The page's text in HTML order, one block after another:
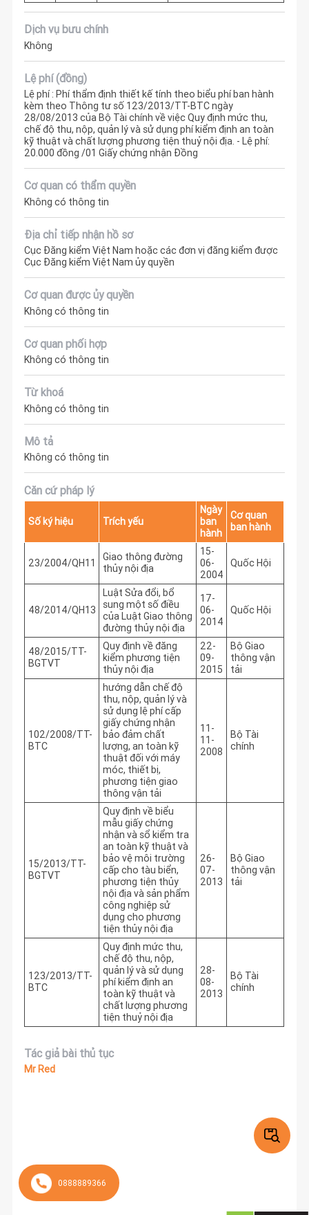
0888889366
Dịch vụ bưu chính
Không
Lệ phí (đồng)
Lệ phí : Phí thẩm định thiết kế tính theo biểu phí ban hành
kèm theo Thông tư số 123/2013/TT-BTC ngày
28/08/2013 của Bộ Tài chính về việc Quy định mức thu,
chế độ thu, nộp, quản lý và sử dụng phí kiểm định an toàn
kỹ thuật và chất lượng phương tiện thuỷ nội địa. - Lệ phí:
20.000 đồng /01 Giấy chứng nhận Đồng
Cơ quan có thẩm quyền
Không có thông tin
Địa chỉ tiếp nhận hồ sơ
Cục Đăng kiểm Việt Nam hoặc các đơn vị đăng kiểm được
Cục Đăng kiểm Việt Nam ủy quyền
Cơ quan được ủy quyền
Không có thông tin
Cơ quan phối hợp
Không có thông tin
Từ khoá
Không có thông tin
Mô tả
Không có thông tin
Căn cứ pháp lý
Số ký hiệu Trích yếu
Ngày
ban
hành
Cơ quan
ban hành
23/2004/QH11
Giao thông đường
thủy nội địa
15-
06-
2004
Quốc Hội
48/2014/QH13
Luật Sửa đổi, bổ
sung một số điều
của Luật Giao thông
đường thủy nội địa
17-
06-
2014
Quốc Hội
48/2015/TT-
BGTVT
Quy định về đăng
kiểm phương tiện
thủy nội địa
22-
09-
2015
Bộ Giao
thông vận
tải
102/2008/TT-
BTC
hướng dẫn chế độ
thu, nộp, quản lý và
sử dụng lệ phí cấp
giấy chứng nhận
bảo đảm chất
lượng, an toàn kỹ
thuật đối với máy
móc, thiết bị,
phương tiện giao
thông vận tải
11-
11-
2008
Bộ Tài
chính
15/2013/TT-
BGTVT
Quy định về biểu
mẫu giấy chứng
nhận và sổ kiểm tra
an toàn kỹ thuật và
bảo vệ môi trường
cấp cho tàu biển,
phương tiện thủy
nội địa và sản phẩm
công nghiệp sử
dụng cho phương
tiện thủy nội địa
26-
07-
2013
Bộ Giao
thông vận
tải
123/2013/TT-
BTC
Quy định mức thu,
chế độ thu, nộp,
quản lý và sử dụng
phí kiểm định an
toàn kỹ thuật và
chất lượng phương
tiện thuỷ nội địa
28-
08-
2013
Bộ Tài
chính
Tác giả bài thủ tục
Mr Red